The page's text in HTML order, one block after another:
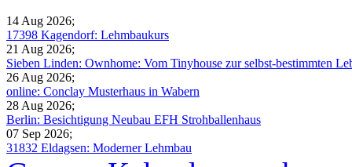
14 Aug 2026;
17398 Kagendorf: Lehmbaukurs
21 Aug 2026;
Sieben Linden: Ownhome: Vom Tinyhouse zur selbst-bestimmten
26 Aug 2026;
online: Conclay Musterhaus in Wabern
28 Aug 2026;
Berlin: Besichtigung Neubau EFH Strohballenhaus
07 Sep 2026;
31832 Eldagsen: Moderner Lehmbau